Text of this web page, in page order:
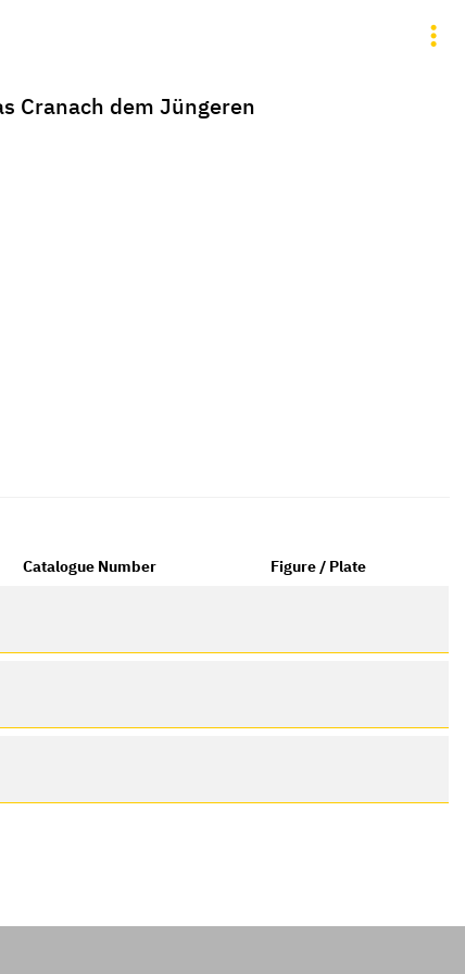
Cranach dem Jüngeren
Catalogue Number Figure / Plate